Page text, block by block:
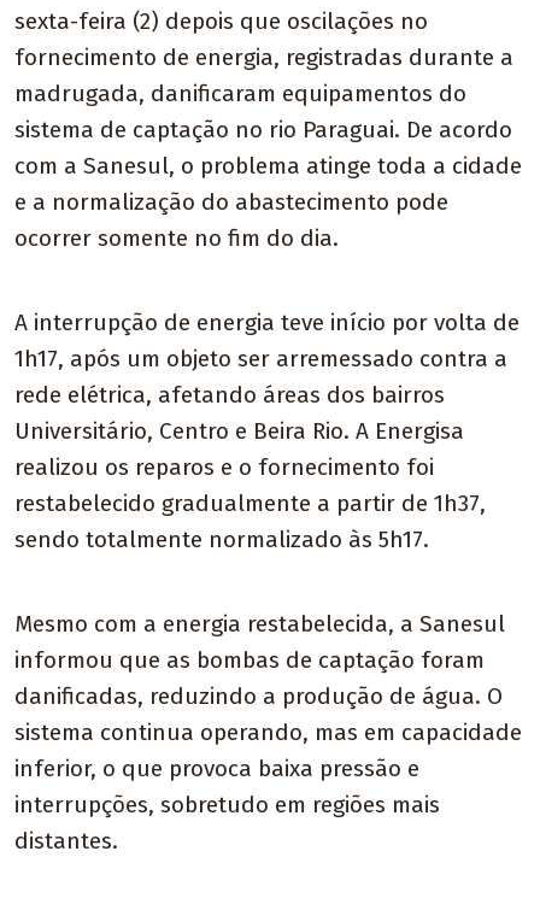
sexta-feira (2) depois que oscilações no
fornecimento de energia, registradas durante a
madrugada, danificaram equipamentos do
sistema de captação no rio Paraguai. De acordo
com a Sanesul, o problema atinge toda a cidade
e a normalização do abastecimento pode
ocorrer somente no fim do dia.
A interrupção de energia teve início por volta de
1h17, após um objeto ser arremessado contra a
rede elétrica, afetando áreas dos bairros
Universitário, Centro e Beira Rio. A Energisa
realizou os reparos e o fornecimento foi
restabelecido gradualmente a partir de 1h37,
sendo totalmente normalizado às 5h17.
Mesmo com a energia restabelecida, a Sanesul
informou que as bombas de captação foram
danificadas, reduzindo a produção de água. O
sistema continua operando, mas em capacidade
inferior, o que provoca baixa pressão e
interrupções, sobretudo em regiões mais
distantes.